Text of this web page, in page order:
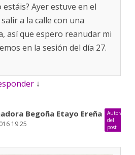
estáis? Ayer estuve en el
a la calle con una
así que espero reanudar mi
en la sesión del día 27.
↓
Begoña Etayo Ereña
Autora
del
post
19:25